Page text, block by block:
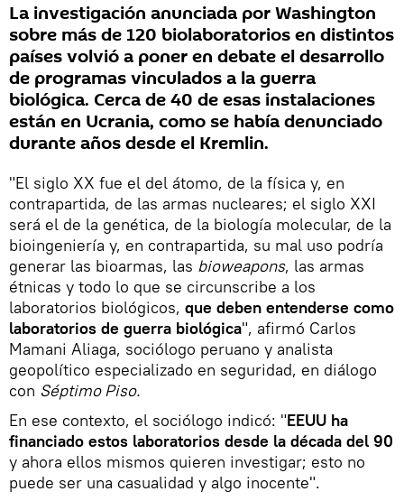
La investigación anunciada por Washington
sobre más de 120 biolaboratorios en distintos
países volvió a poner en debate el desarrollo
de programas vinculados a la guerra
biológica. Cerca de 40 de esas instalaciones
están en Ucrania, como se había denunciado
durante años desde el Kremlin.
"El siglo XX fue el del átomo, de la física y, en
contrapartida, de las armas nucleares; el siglo XXI
será el de la genética, de la biología molecular, de la
bioingeniería y, en contrapartida, su mal uso podría
generar las bioarmas, las bioweapons, las armas
étnicas y todo lo que se circunscribe a los
laboratorios biológicos, que deben entenderse como
laboratorios de guerra biológica", afirmó Carlos
Mamani Aliaga, sociólogo peruano y analista
geopolítico especializado en seguridad, en diálogo
con Séptimo Piso.
En ese contexto, el sociólogo indicó: "EEUU ha
financiado estos laboratorios desde la década del 90
y ahora ellos mismos quieren investigar; esto no
puede ser una casualidad y algo inocente".